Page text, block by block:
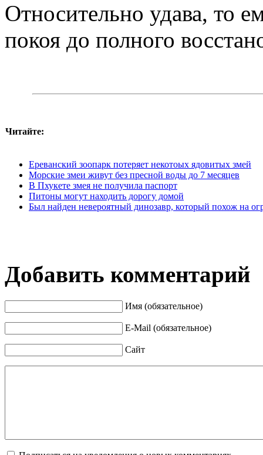
Относительно удава, то
покоя до полного
Читайте:
Ереванский зоопарк потеряет некотоых ядовитых змей
Морские змеи живут без пресной воды до 7 месяцев
В Пхукете змея не получила паспорт
Питоны могут находить дорогу домой
Был найден невероятный динозавр, который похож на
Добавить комментарий
Имя (обязательное)
E-Mail (обязательное)
Сайт